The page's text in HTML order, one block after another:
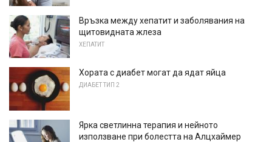
Връзка между хепатит и заболявания на
щитовидната жлеза
ХЕПАТИТ
Хората с диабет могат да ядат яйца
ДИАБЕТ ТИП 2
Ярка светлинна терапия и нейното
използване при болестта на Алцхаймер